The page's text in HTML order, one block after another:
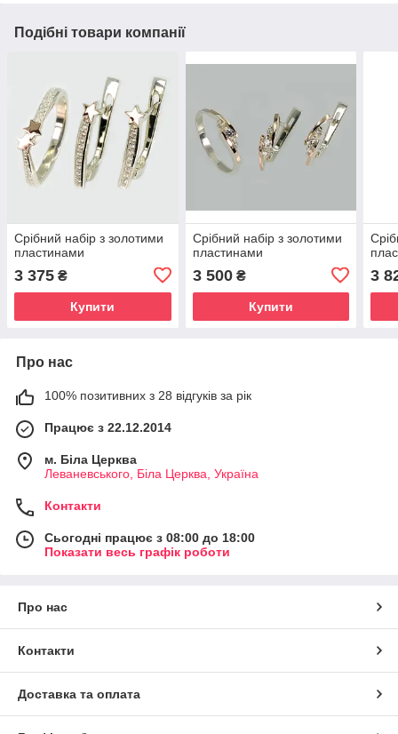
Подібні товари компанії
Срібний набір з золотими
пластинами
3 375 ₴
Купити
Срібний набір з золотими
пластинами
3 500₴
Купити
3
Про нас
100% позитивних з 28 відгуків за рік
Працює з 22.12.2014
м. Біла Церква
Леваневського, Біла Церква, Україна
Контакти
Сьогодні працює з 08:00 до 18:00
Показати весь графік роботи
Про нас
Контакти
Доставка та оплата